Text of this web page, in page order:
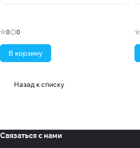
0 0
В корзину
Назад к списку
Связаться с нами